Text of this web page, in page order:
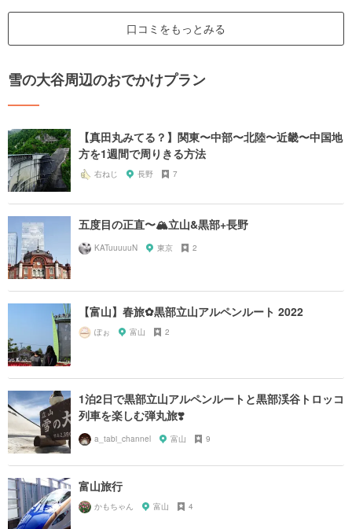
口コミをもっとみる
雪の大谷周辺のおでかけプラン
【真田丸みてる？】関東〜中部〜北陸〜近畿〜中国地
方を1週間で周りきる方法
右ねじ 長野 7
五度目の正直〜🏔立山&黒部+長野
KATuuuuuN 東京 2
【富山】春旅✿黒部立山アルペンルート 2022
ぽぉ 富山 2
1泊2日で黒部立山アルペンルートと黒部渓谷トロッコ
列車を楽しむ弾丸旅❣️
a_tabi_channel 富山 9
富山旅行
かもちゃん 富山 4